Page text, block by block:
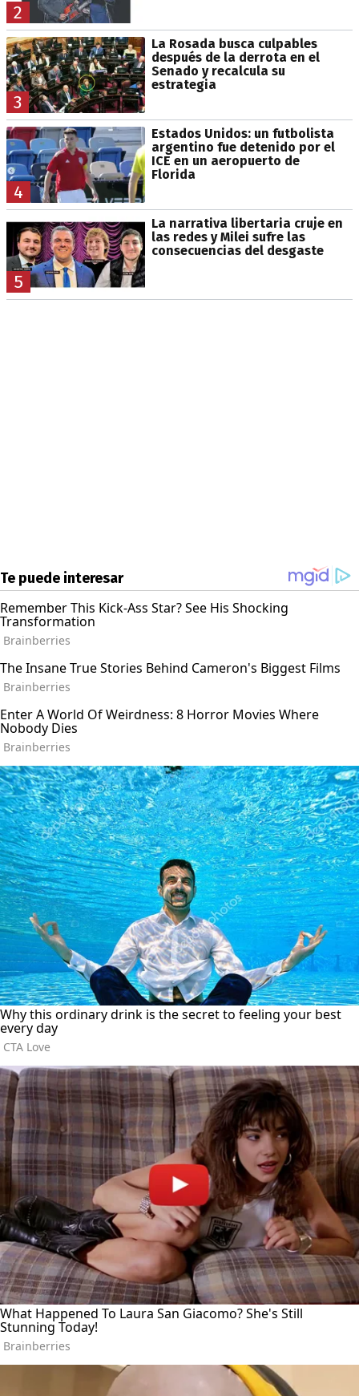
2
3
La Rosada busca culpables
después de la derrota en el
Senado y recalcula su
estrategia
4
Estados Unidos: un futbolista
argentino fue detenido por el
ICE en un aeropuerto de
Florida
5
La narrativa libertaria cruje en
las redes y Milei sufre las
consecuencias del desgaste